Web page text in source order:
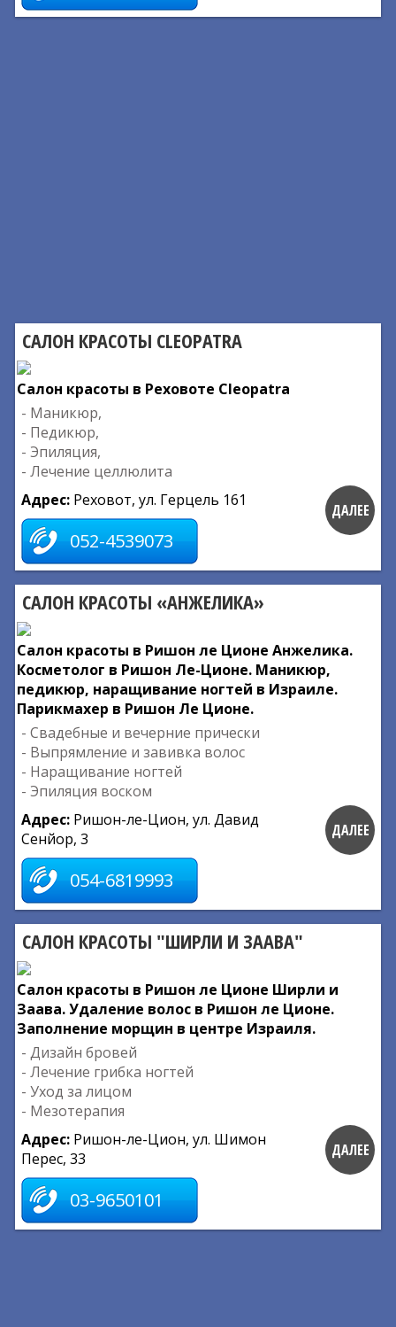
САЛОН КРАСОТЫ CLEOPATRA
Салон красоты в Реховоте Cleopatra
- Маникюр,
- Педикюр,
- Эпиляция,
- Лечение целлюлита
Адрес: Реховот, ул. Герцель 161
052-4539073
ДАЛЕЕ
САЛОН КРАСОТЫ «АНЖЕЛИКА»
Салон красоты в Ришон ле Ционе Анжелика.
Косметолог в Ришон Ле-Ционе. Маникюр,
педикюр, наращивание ногтей в Израиле.
Парикмахер в Ришон Ле Ционе.
- Свадебные и вечерние прически
- Выпрямление и завивка волос
- Наращивание ногтей
- Эпиляция воском
Адрес: Ришон-ле-Цион, ул. Давид
Сенйор, 3
054-6819993
ДАЛЕЕ
САЛОН КРАСОТЫ "ШИРЛИ И ЗААВА"
Салон красоты в Ришон ле Ционе Ширли и
Заава. Удаление волос в Ришон ле Ционе.
Заполнение морщин в центре Израиля.
- Дизайн бровей
- Лечение грибка ногтей
- Уход за лицом
- Мезотерапия
Адрес: Ришон-ле-Цион, ул. Шимон
Перес, 33
03-9650101
ДАЛЕЕ